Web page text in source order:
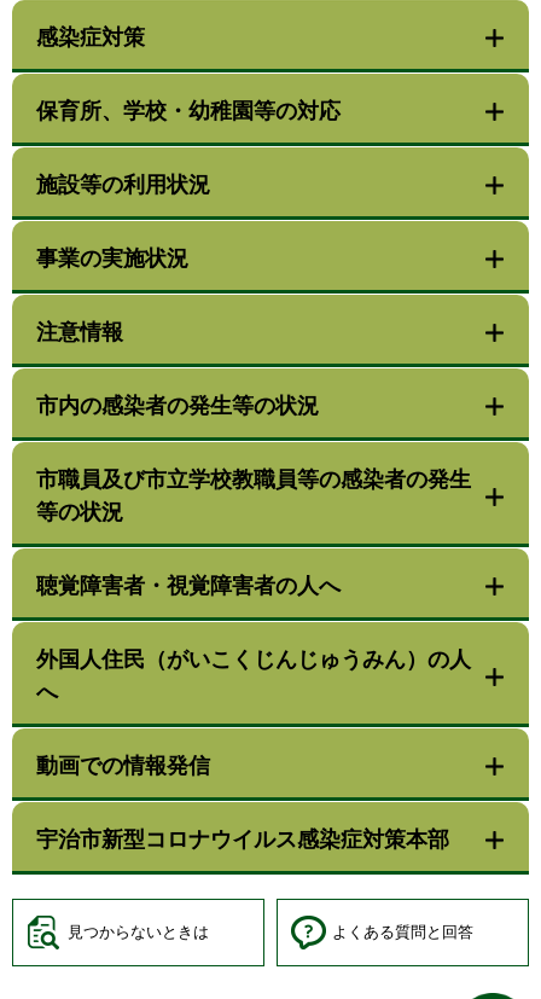
感染症対策
保育所、学校・幼稚園等の対応
施設等の利用状況
事業の実施状況
注意情報
市内の感染者の発生等の状況
市職員及び市立学校教職員等の感染者の発生
等の状況
聴覚障害者・視覚障害者の人へ
外国人住民（がいこくじんじゅうみん）の人
へ
動画での情報発信
宇治市新型コロナウイルス感染症対策本部
見つからないときは よくある質問と回答